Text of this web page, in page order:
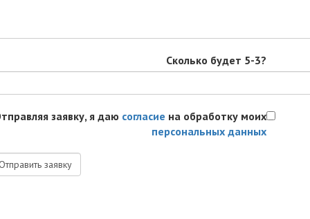
Сколько будет 5-3?
заявку, я даю согласие на обработку моих
персональных данных